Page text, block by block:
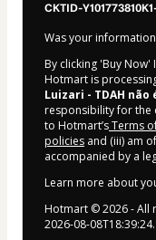
CKTID-
Was your
By clicking 'Buy
Hotmart is
Luizari - TDAH não
responsibility for the
to Hotmart’sTerms
policies and (iii) am
accompanied by a
Learn more about
Hotmart ©2026- All
2026-08-